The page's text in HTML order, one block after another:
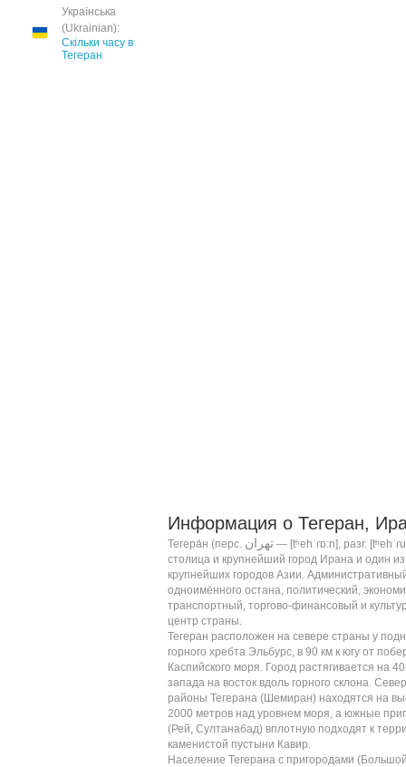
Українська
(Ukrainian):
Скільки часу в
Тегеран
Информация о Тегеран,
Тегера́н (перс. تهران — [tʰehˈɾɒ:n], разг.
столица и крупнейший город Ирана и один из
крупнейших городов Азии.
одноимённого остана, политический,
транспортный, торгово-финансовый и
центр страны.
Тегеран расположен на севере страны у
горного хребта Эльбурс, в 90 км к югу от
Каспийского моря. Город растягивается на
запада на восток вдоль горного склона.
районы Тегерана (Шемиран) находятся на
2000 метров над уровнем моря, а южные
(Рей, Султанабад) вплотную подходят к
каменистой пустыни Кавир.
Население Тегерана с пригородами (